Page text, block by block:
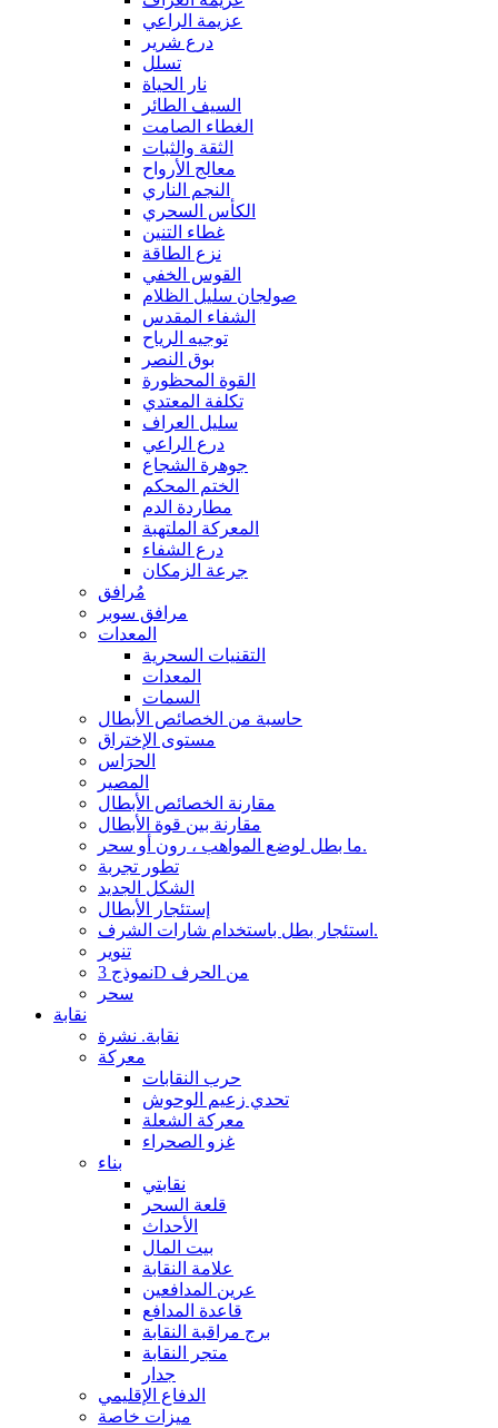
عزيمة الراعي
درع شرير
تسلل
نار الحياة
السيف الطائر
الغطاء الصامت
الثقة والثبات
معالج الأرواح
النجم الناري
الكأس السحري
غطاء التنين
نزع الطاقة
القوس الخفي
صولجان سليل الظلام
الشفاء المقدس
توجيه الرياح
بوق النصر
القوة المحظورة
تكلفة المعتدي
سليل العراف
درع الراعي
جوهرة الشجاع
الختم المحكم
مطاردة الدم
المعركة الملتهبة
درع الشفاء
جرعة الزمكان
مُرافق
مرافق سوبر
المعدات
التقنيات السحرية
المعدات
السمات
حاسبة من الخصائص الأبطال
مستوى الإختراق
الحرَاس
المصير
مقارنة الخصائص الأبطال
مقارنة بين قوة الأبطال
ما بطل لوضع المواهب ، رون أو سحر.
تطور تجربة
الشكل الجديد
إستئجار الأبطال
استئجار بطل باستخدام شارات الشرف.
تنوير
نموذج 3D من الحرف
سحر
نقابة
نقابة. نشرة
معركة
حرب النقابات
تحدي زعيم الوحوش
معركة الشعلة
غزو الصحراء
بناء
نقابتي
قلعة السحر
الأحداث
بيت المال
علامة النقابة
عرين المدافعين
قاعدة المدافع
برج مراقبة النقابة
متجر النقابة
جدار
الدفاع الإقليمي
ميزات خاصة